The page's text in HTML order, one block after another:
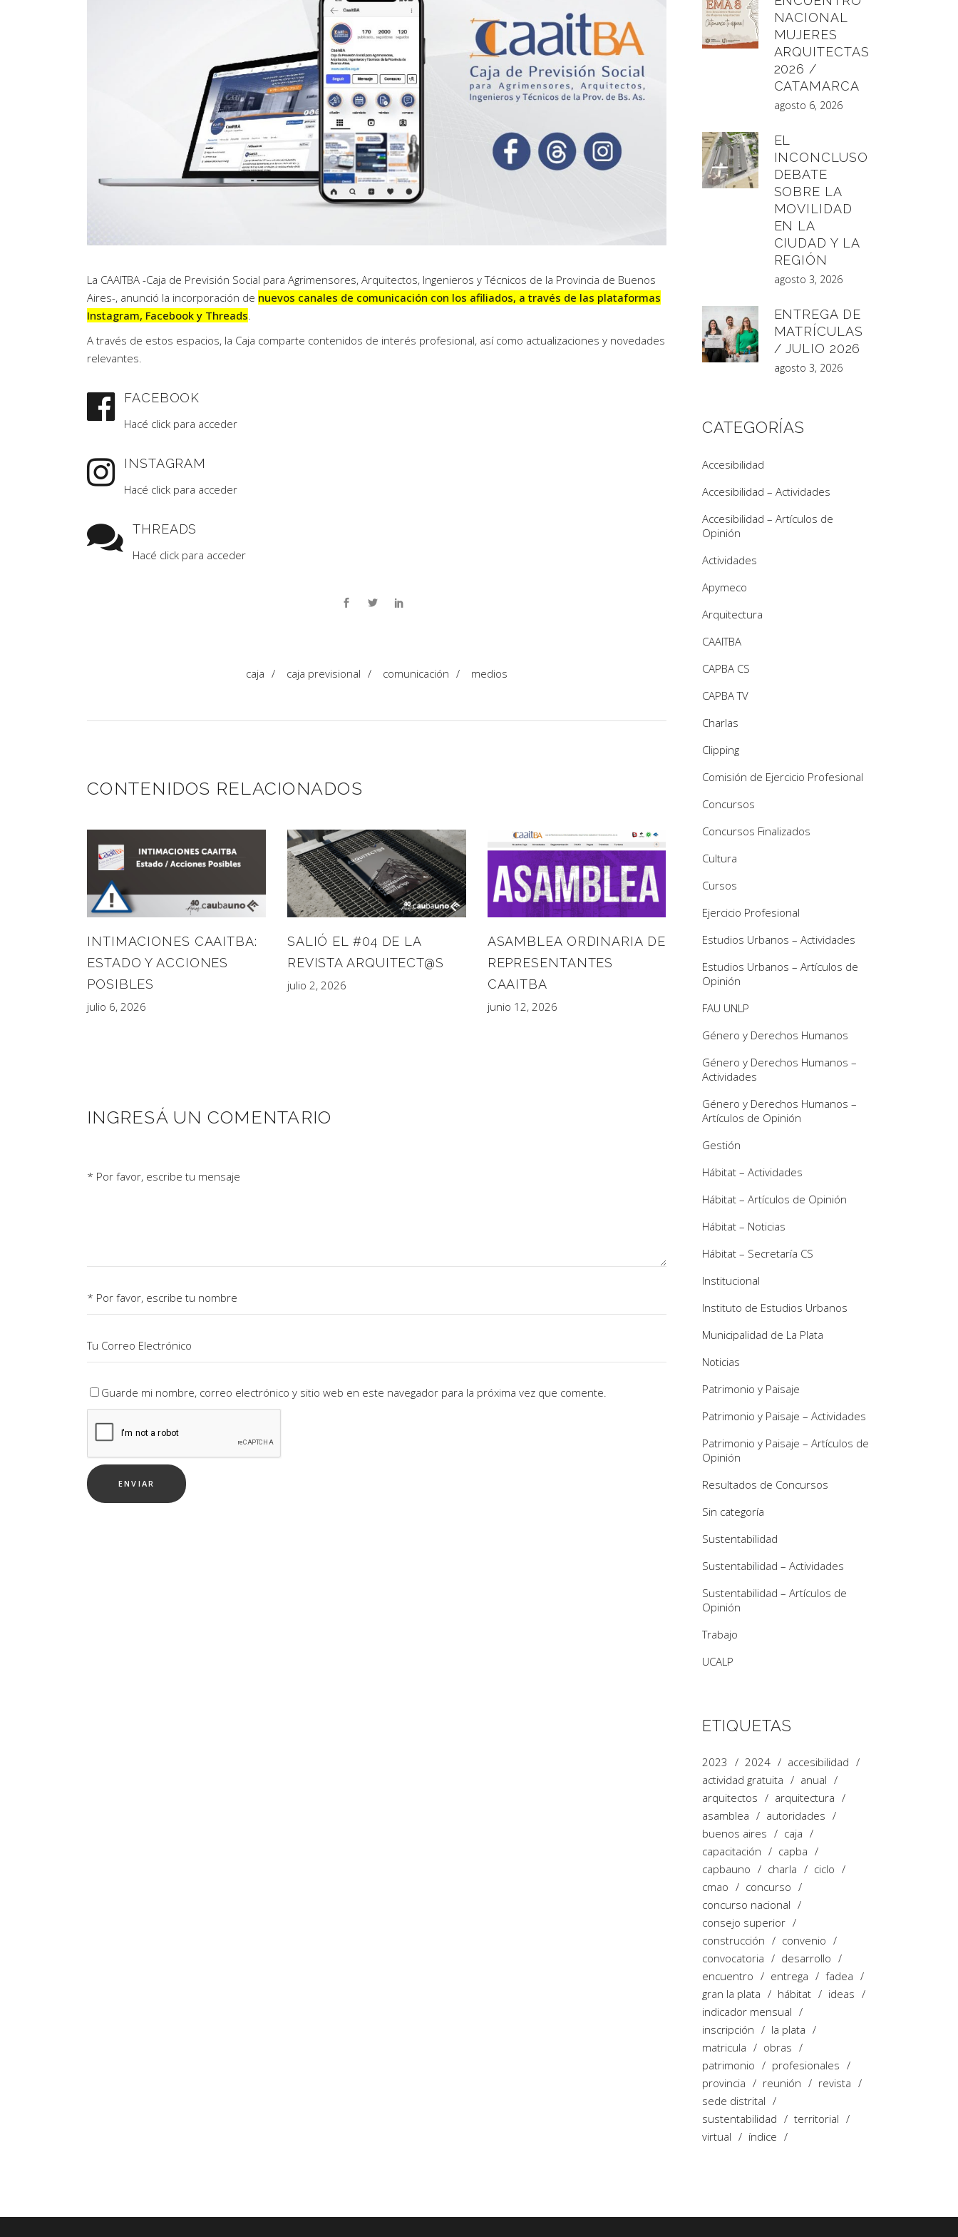
La CAAITBA -Caja de Previsión Social para Agrimensores, Arquitectos, Ingenieros y Técnicos de la Provincia de Buenos
Aires-, anunció la incorporación de nuevos canales de comunicación con los afiliados, a través de las plataformas
Instagram, Facebook y Threads
A través de estos espacios, la Caja comparte contenidos de interés profesional, así como actualizaciones y novedades
relevantes.
FACEBOOK
Hacé click para acceder
INSTAGRAM
Hacé click para acceder
THREADS
Hacé click para acceder
caja / caja previsional / comunicación / medios
CONTENIDOS RELACIONADOS
INTIMACIONES CAAITBA:
ESTADO Y ACCIONES
POSIBLES
julio 6, 2026
SALIÓ EL #04 DE LA
REVISTA ARQUITECT@S
julio 2, 2026
ASAMBLEA ORDINARIA DE
REPRESENTANTES
CAAITBA
junio 12, 2026
INGRESÁ UN COMENTARIO
Guarde mi nombre, correo electrónico y sitio web en este navegador para la próxima vez que comente.
NACIONAL
MUJERES
ARQUITECTAS
2026 /
CATAMARCA
agosto 6, 2026
EL
INCONCLUSO
DEBATE
SOBRE LA
MOVILIDAD
EN LA
CIUDAD Y LA
REGIÓN
agosto 3, 2026
ENTREGA DE
MATRÍCULAS
/ JULIO 2026
agosto 3, 2026
CATEGORÍAS
Accesibilidad
Accesibilidad – Actividades
Accesibilidad – Artículos de
Opinión
Actividades
Apymeco
Arquitectura
CAAITBA
CAPBA CS
CAPBA TV
Charlas
Clipping
Comisión de Ejercicio Profesional
Concursos
Concursos Finalizados
Cultura
Cursos
Ejercicio Profesional
Estudios Urbanos – Actividades
Estudios Urbanos – Artículos de
Opinión
FAU UNLP
Género y Derechos Humanos
Género y Derechos Humanos –
Actividades
Género y Derechos Humanos –
Artículos de Opinión
Gestión
Hábitat – Actividades
Hábitat – Artículos de Opinión
Hábitat – Noticias
Hábitat – Secretaría CS
Institucional
Instituto de Estudios Urbanos
Municipalidad de La Plata
Noticias
Patrimonio y Paisaje
Patrimonio y Paisaje – Actividades
Patrimonio y Paisaje – Artículos de
Opinión
Resultados de Concursos
Sin categoría
Sustentabilidad
Sustentabilidad – Actividades
Sustentabilidad – Artículos de
Opinión
Trabajo
UCALP
ETIQUETAS
2023 2024
accesibilidad
actividad gratuita
anual
arquitectos
arquitectura
asamblea
autoridades
buenos aires
caja
capacitación
capba
capbauno
charla
ciclo
cmao
concurso
concurso nacional
consejo superior
construcción
convenio
convocatoria
desarrollo
encuentro
entrega
fadea
gran la plata
hábitat
ideas
indicador mensual
inscripción
la plata
matricula
obras
patrimonio
profesionales
provincia
reunión
revista
sede distrital
sustentabilidad
territorial
virtual
índice